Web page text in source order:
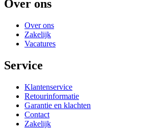
Over ons
Over ons
Zakelijk
Vacatures
Service
Klantenservice
Retourinformatie
Garantie en klachten
Contact
Zakelijk